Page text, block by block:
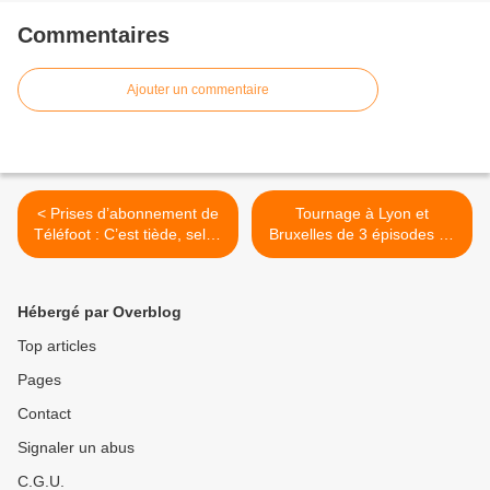
Commentaires
Ajouter un commentaire
< Prises d’abonnement de
Téléfoot : C’est tiède, selon
le Président de Mediapro.
Tournage à Lyon et
Bruxelles de 3 épisodes de
la série Les Engagés -
Hébergé par Overblog
Top articles
Pages
Contact
Signaler un abus
C.G.U.